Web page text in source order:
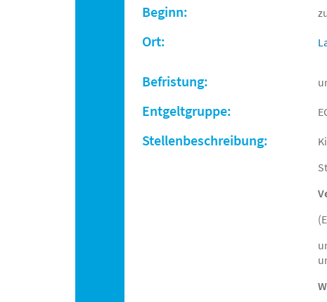
Beginn:
Ort:
Befristung:
Entgeltgruppe:
Stellenbeschreibung: